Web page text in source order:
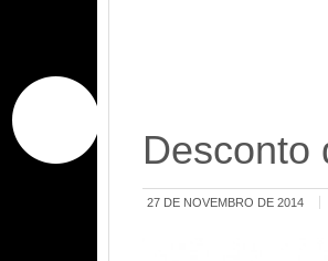
Desconto
27 DE NOVEMBRO DE 2014